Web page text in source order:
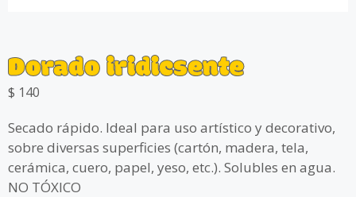
Dorado iridicsente
$ 140
Secado rápido. Ideal para uso artístico y decorativo,
sobre diversas superficies (cartón, madera, tela,
cerámica, cuero, papel, yeso, etc.). Solubles en agua.
NO TÓXICO